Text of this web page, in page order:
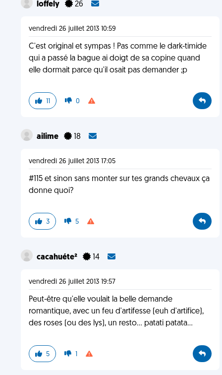
loffely 26
vendredi 26 juillet 2013 10:59
C'est original et sympas ! Pas comme le dark-timide
qui a passé la bague ai doigt de sa copine quand
elle dormait parce qu'il osait pas demander ;p
11 0
ailime 18
vendredi 26 juillet 2013 17:05
#115 et sinon sans monter sur tes grands chevaux ça
donne quoi?
3 5
cacahuéte² 14
vendredi 26 juillet 2013 19:57
Peut-être qu'elle voulait la belle demande
romantique, avec un feu d'artifesse (euh d'artifice),
des roses (ou des lys), un resto... patati patata...
5 1